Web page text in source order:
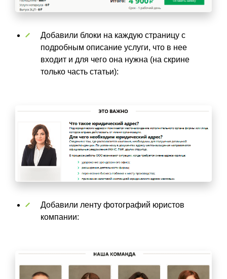
Добавили блоки на каждую страницу с
подробным описание услуги, что в нее
входит и для чего она нужна (на скрине
только часть статьи):
Добавили ленту фотографий юристов
компании: